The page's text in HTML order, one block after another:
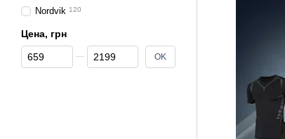
Nordvik 120
Цена, грн
От Цена, грн
До Цена, грн OK